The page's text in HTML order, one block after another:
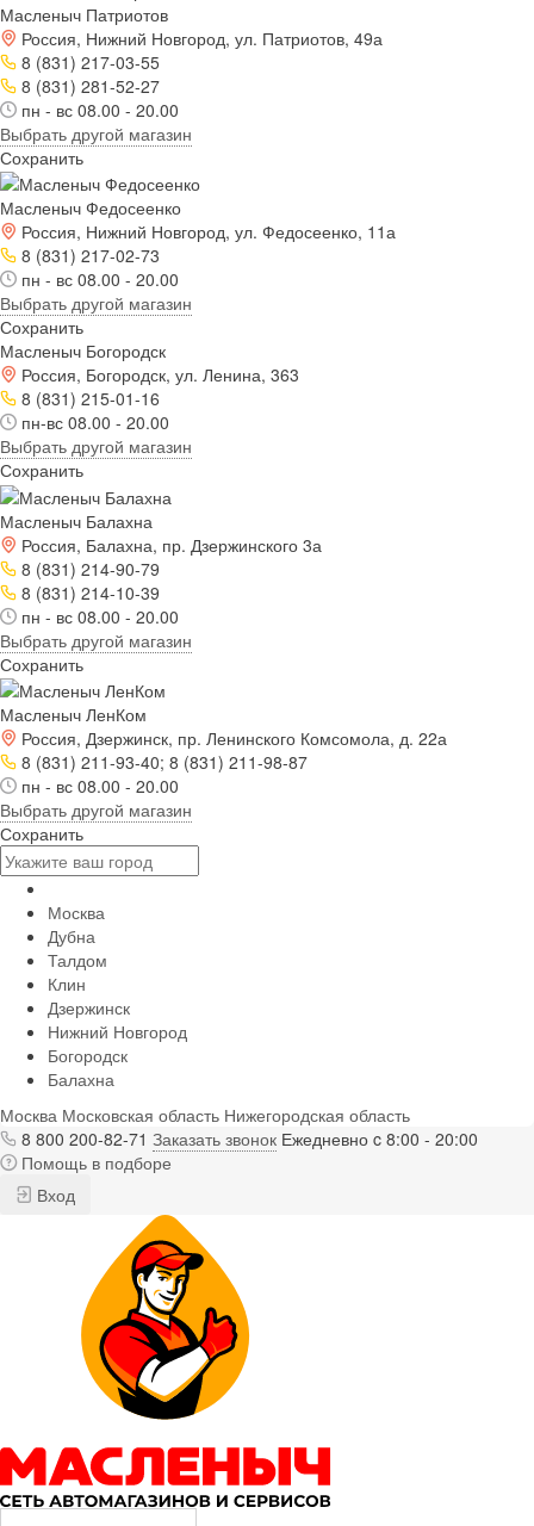
Масленыч Патриотов
Россия, Нижний Новгород, ул. Патриотов, 49а
8 (831) 217-03-55
8 (831) 281-52-27
пн - вс 08.00 - 20.00
Выбрать другой магазин
Сохранить
Масленыч Федосеенко
Россия, Нижний Новгород, ул. Федосеенко, 11а
8 (831) 217-02-73
пн - вс 08.00 - 20.00
Выбрать другой магазин
Сохранить
Масленыч Богородск
Россия, Богородск, ул. Ленина, 363
8 (831) 215-01-16
пн-вс 08.00 - 20.00
Выбрать другой магазин
Сохранить
Масленыч Балахна
Россия, Балахна, пр. Дзержинского 3а
8 (831) 214-90-79
8 (831) 214-10-39
пн - вс 08.00 - 20.00
Выбрать другой магазин
Сохранить
Масленыч ЛенКом
Россия, Дзержинск, пр. Ленинского Комсомола, д. 22а
8 (831) 211-93-40; 8 (831) 211-98-87
пн - вс 08.00 - 20.00
Выбрать другой магазин
Сохранить
Москва
Дубна
Талдом
Клин
Дзержинск
Нижний Новгород
Богородск
Балахна
Москва Московская область Нижегородская область
8 800 200-82-71 Заказать звонок Ежедневно c 8:00 - 20:00
Помощь в подборе
Вход